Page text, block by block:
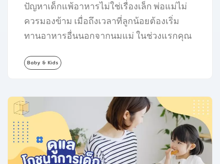
ปัญหาเด็กแพ้อาหารไม่ใช่เรื่องเล็ก พ่อแม่ไม่
ควรมองข้าม เมื่อถึงเวลาที่ลูกน้อยต้องเริ่ม
ทานอาหารอื่นนอกจากนมแม่ ในช่วงแรกคุณ
เปลี่ยนแปลง…
Baby & Kids